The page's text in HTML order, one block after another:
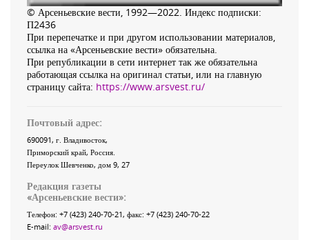
© Арсеньевские вести, 1992—2022. Индекс подписки:
П2436
При перепечатке и при другом использовании материалов,
ссылка на «Арсеньевские вести» обязательна.
При републикации в сети интернет так же обязательна
работающая ссылка на оригинал статьи, или на главную
страницу сайта: https://www.arsvest.ru/
Почтовый адрес:
690091, г. Владивосток,
Приморский край, Россия
Переулок Шевченко, дом 9, 27
Редакция газеты
«Арсеньевские вести»:
Телефон: +7 (423) 240-70-21, факс: +7 (423) 240-70-22
E-mail: av@arsvest.ru